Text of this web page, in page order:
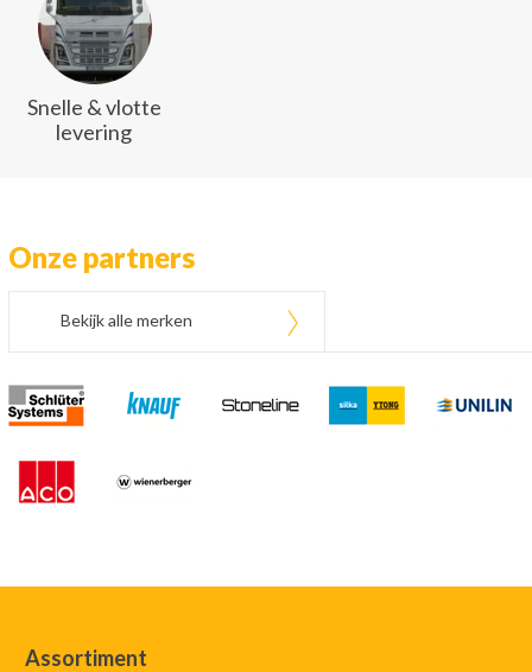
Snelle & vlotte
levering
Onze partners
Bekijk alle merken
Assortiment